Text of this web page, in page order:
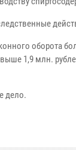
оборота
1,9 млн.
дело.